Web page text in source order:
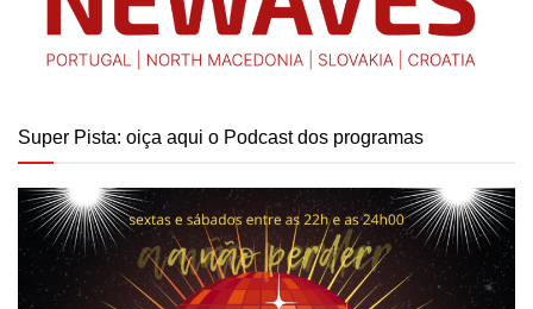
Super Pista: oiça aqui o Podcast dos programas